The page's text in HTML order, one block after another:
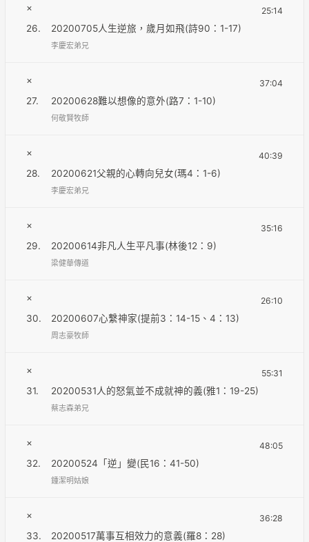
×
26.
20200705人生逆旅，歲月如飛(詩90：1-17)
25:14
李慶宏弟兄
×
27.
20200628難以想像的意外(路7：1-10)
37:04
何敬賢牧師
×
28.
20200621父親的心轉向兒女(瑪4：1-6)
40:39
李慶宏弟兄
×
29.
20200614非凡人生平凡事(林後12：9)
35:16
梁健華傳道
×
30.
20200607心繫神家(提前3：14-15、4：13)
26:10
周志豪牧師
×
31.
20200531人的怒氣並不成就神的義(雅1：19-25)
55:31
蔡志森弟兄
×
32.
20200524「逆」變(民16：41-50)
48:05
鍾潔明姑娘
×
33.
20200517萬事互相效力的意義(羅8：28)
36:28